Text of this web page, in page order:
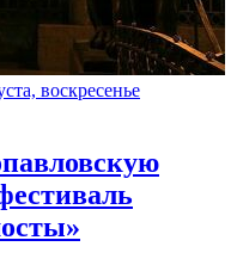
воскресенье